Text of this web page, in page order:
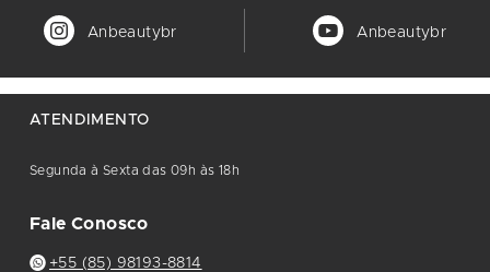
Anbeautybr Anbeautybr
ATENDIMENTO
Segunda à Sexta das 09h às 18h
Fale Conosco
+55 (85) 98193-8814